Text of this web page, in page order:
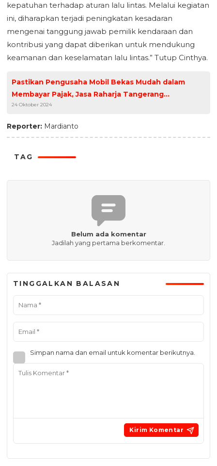
kepatuhan terhadap aturan lalu lintas. Melalui kegiatan
ini, diharapkan terjadi peningkatan kesadaran
mengenai tanggung jawab pemilik kendaraan dan
kontribusi yang dapat diberikan untuk mendukung
keamanan dan keselamatan lalu lintas.” Tutup Cinthya.
Pastikan Pengusaha Mobil Bekas Mudah dalam
Membayar Pajak, Jasa Raharja Tangerang
Sosialisasikan Giat Sigap & Signal
24 Oktober 2024
Reporter: Mardianto
TAG
Belum ada komentar
Jadilah yang pertama berkomentar.
TINGGALKAN BALASAN
Simpan nama dan email untuk komentar berikutnya.